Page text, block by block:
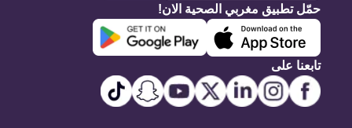
حمّل تطبيق مغربي الصحية الان!
تابعنا على